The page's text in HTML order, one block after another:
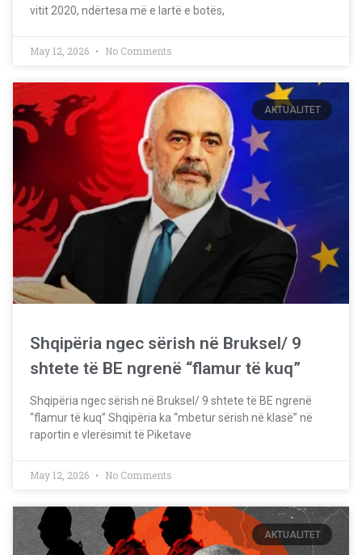
vitit 2020, ndërtesa më e lartë e botës,
May 12, 2026 No Comments
AKTUALITET
Shqipëria ngec sërish në Bruksel/ 9
shtete të BE ngrenë “flamur të kuq”
Shqipëria ngec sërish në Bruksel/ 9 shtete të BE ngrenë
“flamur të kuq” Shqipëria ka “mbetur sërish në klasë” në
raportin e vlerësimit të Piketave
May 12, 2026 No Comments
AKTUALITET